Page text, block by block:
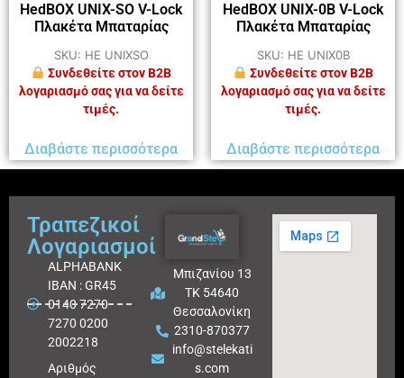
HedBOX UNIX-SO V-Lock
Πλακέτα Μπαταρίας
SKU: HE UNIXSO
Συνδεθείτε στον B2B
λογαριασμό σας για να δείτε
τιμές.
Διαβάστε περισσότερα
HedBOX UNIX-0B V-Lock
Πλακέτα Μπαταρίας
SKU: HE UNIX0B
Συνδεθείτε στον B2B
λογαριασμό σας για να δείτε
τιμές.
Διαβάστε περισσότερα
Τραπεζικοί
Λογαριασμοί
ALPHABANK
IBAN : GR45
0140 7270
7270 0200
2002218
Aριθμός
Μπιζανίου 13
ΤΚ 54640
Θεσσαλονίκη
2310-870377
info@stelekati
s.com